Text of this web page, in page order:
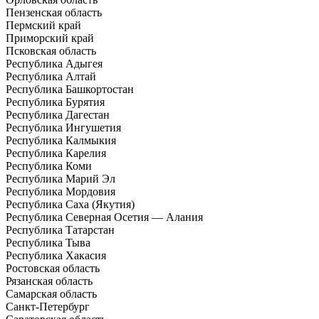
Пензенская область
Пермский край
Приморский край
Псковская область
Республика Адыгея
Республика Алтай
Республика Башкортостан
Республика Бурятия
Республика Дагестан
Республика Ингушетия
Республика Калмыкия
Республика Карелия
Республика Коми
Республика Марий Эл
Республика Мордовия
Республика Саха (Якутия)
Республика Северная Осетия — Алания
Республика Татарстан
Республика Тыва
Республика Хакасия
Ростовская область
Рязанская область
Самарская область
Санкт-Петербург